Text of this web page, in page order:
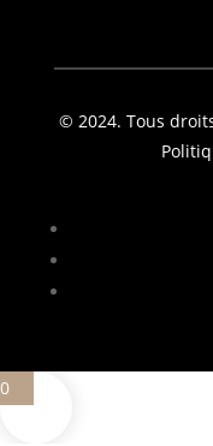
© 2024. Tous
0